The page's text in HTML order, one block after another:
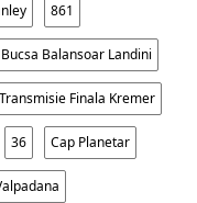
861
Bucsa Balansoar Landini
Finala Kremer
36 Cap Planetar